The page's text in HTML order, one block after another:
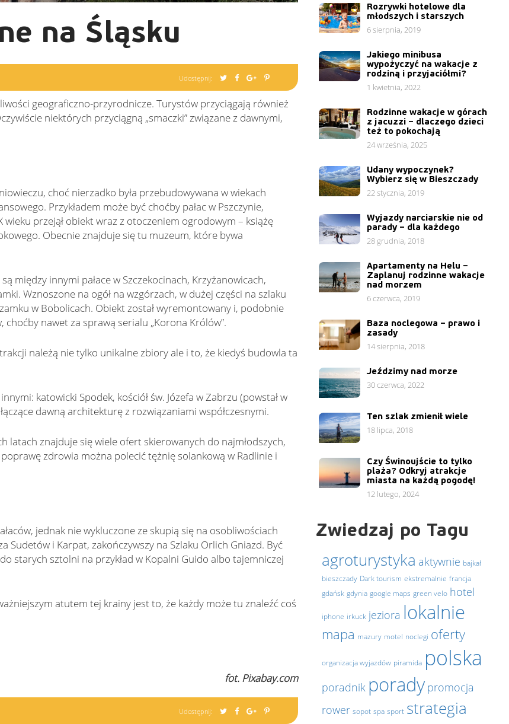
na Śląsku
Udostępnij:
geograficzno-przyrodnicze. Turystów przyciągają również
niektórych przyciągną „smaczki” związane z dawnymi,
choć nierzadko była przebudowywana w wiekach
Przykładem może być choćby pałac w Pszczynie,
przejął obiekt wraz z otoczeniem ogrodowym – książę
Obecnie znajduje się tu muzeum, które bywa
między innymi pałace w Szczekocinach, Krzyżanowicach,
Wznoszone na ogół na wzgórzach, w dużej części na szlaku
w Bobolicach. Obiekt został wyremontowany i, podobnie
choćby nawet za sprawą serialu „Korona Królów”.
należą nie tylko unikalne zbiory ale i to, że kiedyś budowla ta
katowicki Spodek, kościół św. Józefa w Zabrzu (powstał w
dawną architekturę z rozwiązaniami współczesnymi.
latach znajduje się wiele ofert skierowanych do najmłodszych,
zdrowia można polecić tężnię solankową w Radlinie i
jednak nie wykluczone ze skupią się na osobliwościach
i Karpat, zakończywszy na Szlaku Orlich Gniazd. Być
starych sztolni na przykład w Kopalni Guido albo tajemniczej
atutem tej krainy jest to, że każdy może tu znaleźć coś
fot. Pixabay.com
Udostępnij:
Rozrywki hotelowe dla
młodszych i starszych
6 sierpnia, 2019
Jakiego minibusa
wypożyczyć na wakacje z
rodziną i przyjaciółmi?
1 kwietnia, 2022
Rodzinne wakacje w górach
z jacuzzi – dlaczego dzieci
też to pokochają
24 września, 2025
Udany wypoczynek?
Wybierz się w Bieszczady
22 stycznia, 2019
Wyjazdy narciarskie nie od
parady – dla każdego
28 grudnia, 2018
Apartamenty na Helu –
Zaplanuj rodzinne wakacje
nad morzem
6 czerwca, 2019
Baza noclegowa – prawo i
zasady
14 sierpnia, 2018
Jeździmy nad morze
30 czerwca, 2022
Ten szlak zmienił wiele
18 lipca, 2018
Czy Świnoujście to tylko
plaża? Odkryj atrakcje
miasta na każdą pogodę!
12 lutego, 2024
Zwiedzaj po Tagu
agroturystyka aktywnie bajkał
bieszczady Dark tourism ekstremalnie francja
gdańsk gdynia google maps green velo hotel
iphone irkuck jeziora lokalnie
mapa mazury motel noclegi oferty
organizacja wyjazdów piramida polska
poradnik porady promocja
rower sopot spa sport strategia